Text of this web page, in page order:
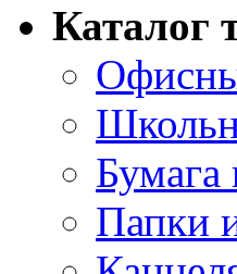
Каталог
Папки